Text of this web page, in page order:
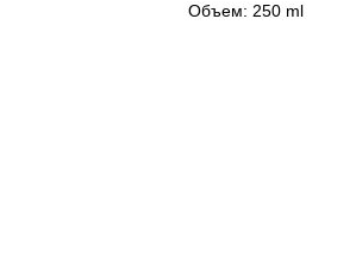
Объем: 250 ml